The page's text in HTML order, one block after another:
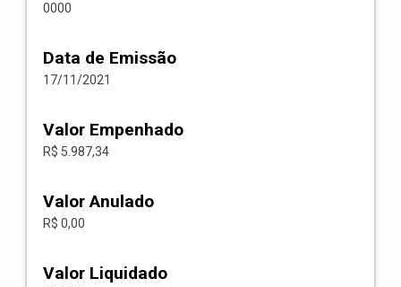
0000
Data de Emissão
17/11/2021
Valor Empenhado
R$ 5.987,34
Valor Anulado
R$ 0,00
Valor Liquidado